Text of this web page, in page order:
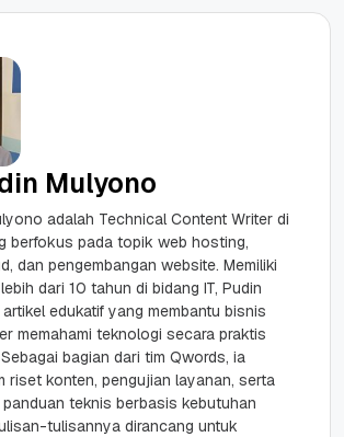
Mulyono
adalah Technical Content Writer di
berfokus pada topik web hosting,
dan pengembangan website. Memiliki
dari 10 tahun di bidang IT, Pudin
edukatif yang membantu bisnis
memahami teknologi secara praktis
bagian dari tim Qwords, ia
riset konten, pengujian layanan, serta
teknis berbasis kebutuhan
tulisannya dirancang untuk